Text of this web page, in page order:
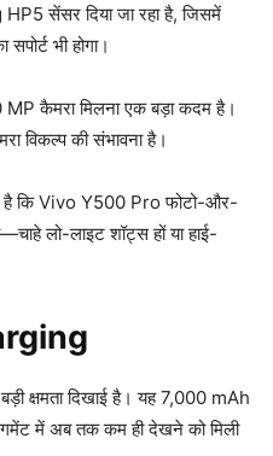
सेंसर दिया जा रहा है, जिसमें
भी होगा।
कैमरा मिलना एक बड़ा कदम है।
विकल्प की संभावना है।
है कि Vivo Y500 Pro फोटो-और-
लो-लाइट शॉट्स हों या हाई-
क्षमता दिखाई है। यह 7,000 mAh
में अब तक कम ही देखने को मिली